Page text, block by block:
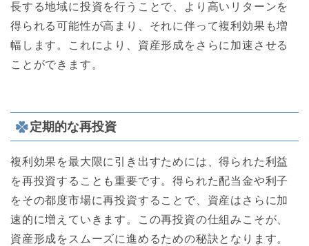
長する地域に投資を行うことで、より高いリターンを
得られる可能性が高まり、それに伴って複利効果も増
幅します。これにより、資産形成をさらに加速させる
ことができます。
定期的な再投資
複利効果を最大限に引き出すためには、得られた利益
を再投資することも重要です。得られた配当金や利子
をその都度市場に再投資することで、資産はさらに加
速的に増えていきます。この再投資の仕組みこそが、
資産形成をスムーズに進めるための秘訣となります。